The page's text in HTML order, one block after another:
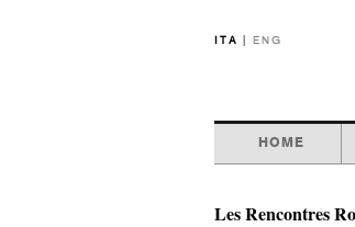
ITA ENG
HOME
Les Rencontres